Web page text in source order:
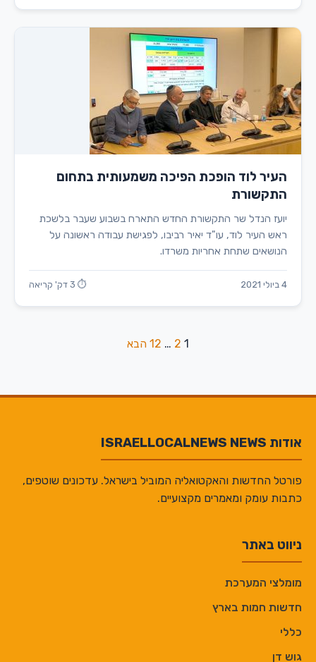
העיר לוד הופכת הפיכה משמעותית בתחום
התקשורת
יועז הנדל שר התקשורת החדש התארח בשבוע שעבר בלשכת
ראש העיר לוד, עו"ד יאיר רביבו, לפגישת עבודה ראשונה על
הנושאים שתחת אחריות משרדו.
4 ביולי 2021 ⏱ 3 דק' קריאה
1
2
…
12 הבא
אודות ISRAELLOCALNEWS NEWS
פורטל החדשות והאקטואליה המוביל בישראל. עדכונים שוטפים,
כתבות עומק ומאמרים מקצועיים.
ניווט באתר
מומלצי המערכת
חדשות חמות בארץ
כללי
גוש דן